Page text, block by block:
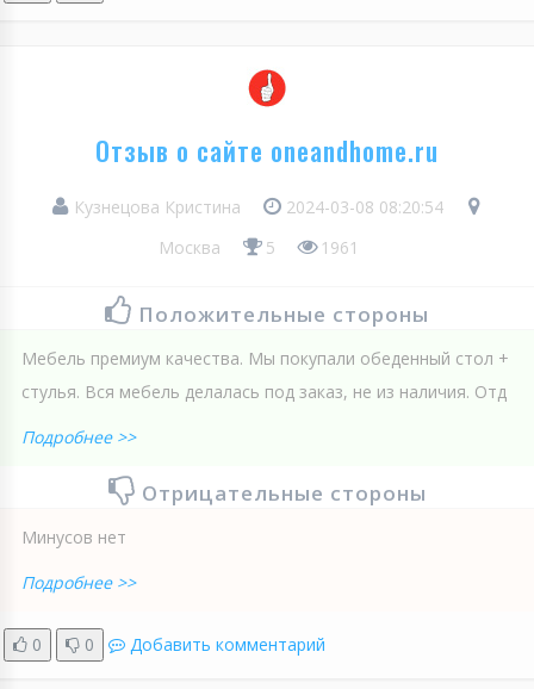
Отзыв о сайте oneandhome.ru
Кузнецова Кристина
2024-03-08 08:20:54
Москва
5 1961
Положительные стороны
Мебель премиум качества. Мы покупали обеденный стол +
стулья. Вся мебель делалась под заказ, не из наличия. Отд
Подробнее >>
Отрицательные стороны
Минусов нет
Подробнее >>
0 0 Добавить комментарий